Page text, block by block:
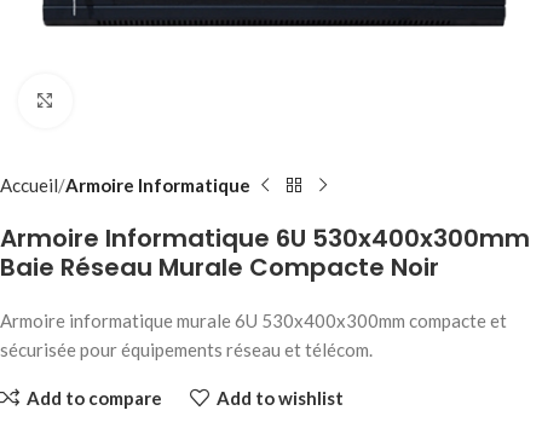
Accueil Armoire Informatique
Armoire Informatique 6U 530x400x300mm
Baie Réseau Murale Compacte Noir
Armoire informatique murale 6U 530x400x300mm compacte et
sécurisée pour équipements réseau et télécom.
Add to compare Add to wishlist